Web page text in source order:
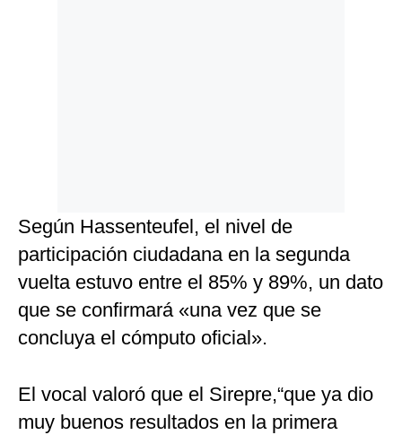
Según Hassenteufel, el nivel de
participación ciudadana en la segunda
vuelta estuvo entre el 85% y 89%, un dato
que se confirmará «una vez que se
concluya el cómputo oficial».
El vocal valoró que el Sirepre,“que ya dio
muy buenos resultados en la primera